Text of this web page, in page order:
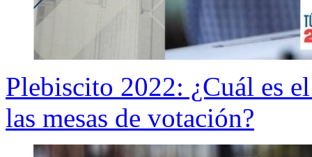
Plebiscito 2022: ¿Cuál es
las mesas de votación?